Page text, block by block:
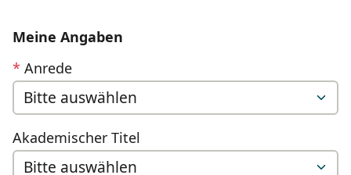
Meine Angaben
* Anrede
Akademischer Titel